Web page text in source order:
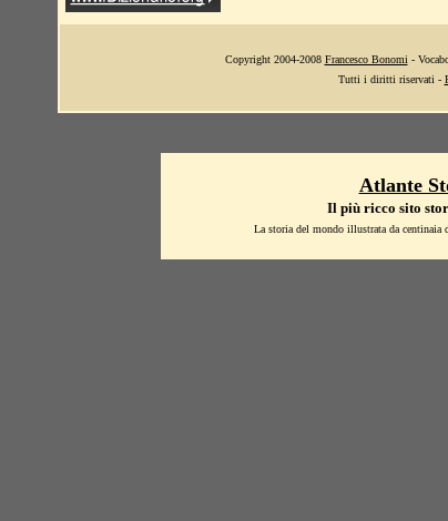
Copyright 2004-2008 Francesco Bonomi -
Tutti i diritti riservati -
Atlante
Il più ricco sito
La storia del mondo illustrata da centinaia